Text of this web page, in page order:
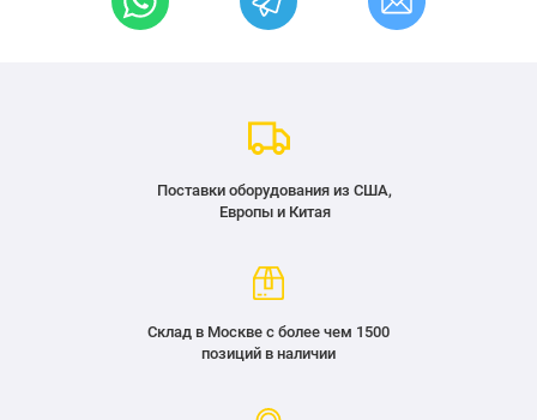
Поставки оборудования из США,
Европы и Китая
Склад в Москве с более чем 1500
позиций в наличии